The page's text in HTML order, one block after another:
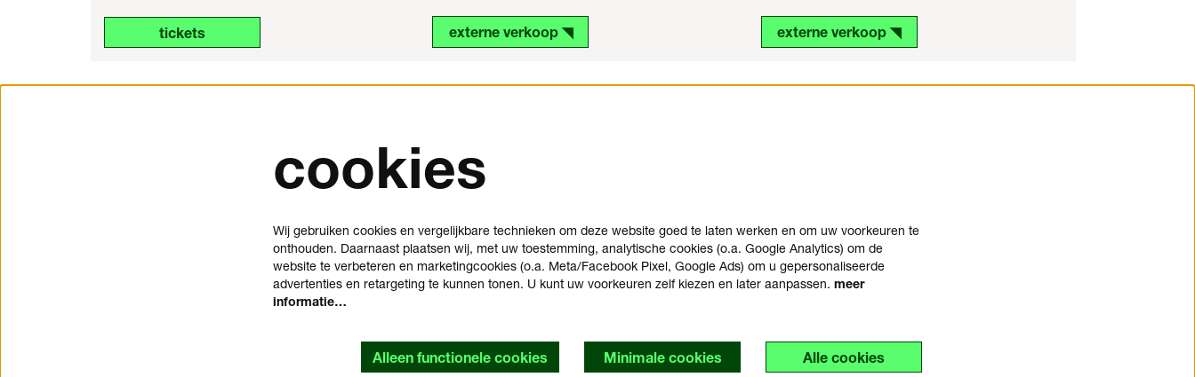
tickets externe verkoop ◥ externe verkoop ◥
steun ons
pers
werken bij
contact
cookies
veelgestelde vragen
huisregels
bezoekersvoorwaarden
toegankelijkheidsverklaring
cookies
Wij gebruiken cookies en vergelijkbare technieken om deze website goed te laten werken en om uw voorkeuren te
onthouden. Daarnaast plaatsen wij, met uw toestemming, analytische cookies (o.a. Google Analytics) om de
website te verbeteren en marketingcookies (o.a. Meta/Facebook Pixel, Google Ads) om u gepersonaliseerde
advertenties en retargeting te kunnen tonen. U kunt uw voorkeuren zelf kiezen en later aanpassen. meer
informatie…
Alleen functionele cookies Minimale cookies Alle cookies